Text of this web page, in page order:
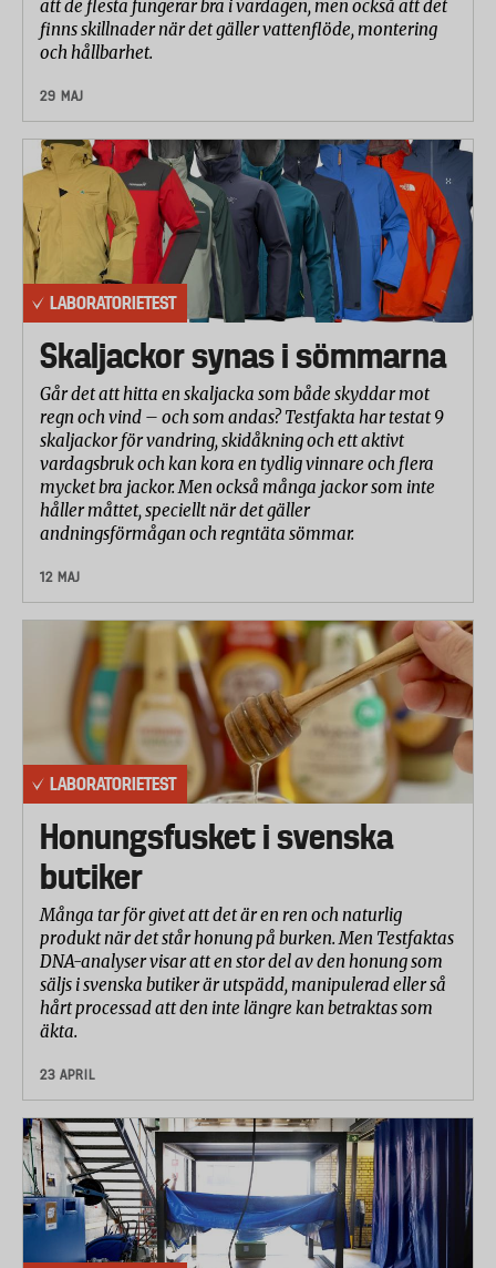
gram per kvadratmeter material och timme.
Betygen från de olika delmomenten har vikts
hud 30 procent och andningsförmåga 20 procent.
Det angivna genomsnittspriset per förpackning har
tagits fram av The Nielsen Company och baseras på
prisinformation från cirka 3000 butiker och
stormarknader runt om i Sverige under perioden
januari till mars 2009.
Byx-Maxi (7–16 kg), Hemköp Byxblöjor (8–15 kg),
Huggies Little Walker (9–15 kg), ICA Byxblöjor (10–14
kg), Libro UP&Go (10–14 kg), Lidl Toujours Air
Comfort (8–15 kg), Pampers (8–15 kg) och Willys
Byxblöjor (8–15 kg).
att de flesta fungerar bra i vardagen, men också att det
finns skillnader när det gäller vattenflöde, montering
och hållbarhet.
29 MAJ
LABORATORIETEST
Skaljackor synas i sömmarna
Går det att hitta en skaljacka som både skyddar mot
regn och vind – och som andas? Testfakta har testat 9
skaljackor för vandring, skidåkning och ett aktivt
vardagsbruk och kan kora en tydlig vinnare och flera
mycket bra jackor. Men också många jackor som inte
håller måttet, speciellt när det gäller
andningsförmågan och regntäta sömmar.
12 MAJ
LABORATORIETEST
Honungsfusket i svenska
butiker
Många tar för givet att det är en ren och naturlig
produkt när det står honung på burken. Men Testfaktas
DNA-analyser visar att en stor del av den honung som
säljs i svenska butiker är utspädd, manipulerad eller så
hårt processad att den inte längre kan betraktas som
äkta.
23 APRIL